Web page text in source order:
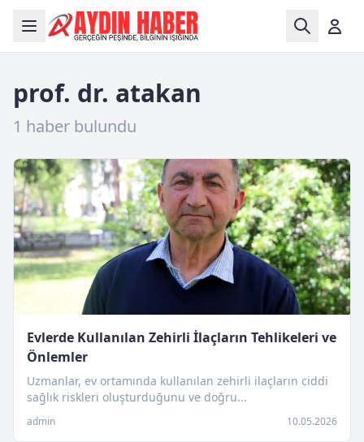
prof. dr. atakan
1 haber bulundu
Evlerde Kullanılan Zehirli İlaçların Tehlikeleri ve
Önlemler
Uzmanlar, ev ortamında kullanılan zehirli ilaçların ciddi
sağlık riskleri oluşturduğunu ve doğru...
admin 10.05.2026